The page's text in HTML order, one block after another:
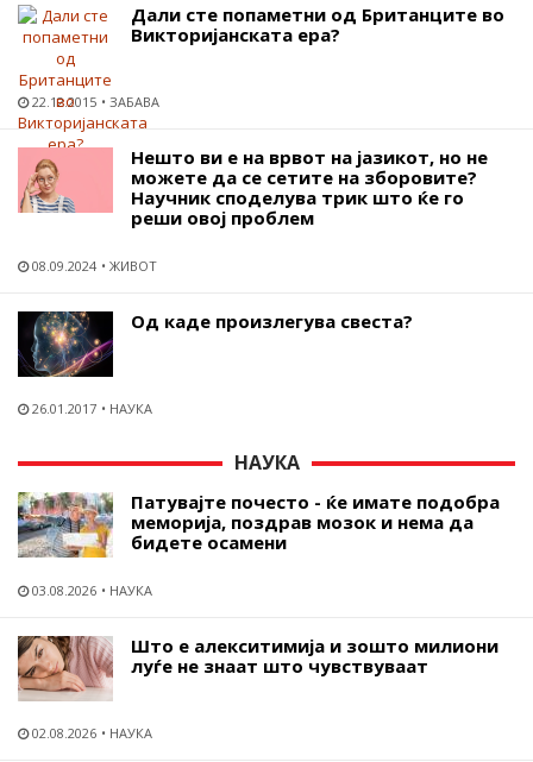
Дали сте попаметни од Британците во
Викторијанската ера?
22.12.2015 ЗАБАВА
Нешто ви е на врвот на јазикот, но не
можете да се сетите на зборовите?
Научник споделува трик што ќе го
реши овој проблем
08.09.2024 ЖИВОТ
Од каде произлегува свеста?
26.01.2017 НАУКА
НАУКА
Патувајте почесто - ќе имате подобра
меморија, поздрав мозок и нема да
бидете осамени
03.08.2026 НАУКА
Што е алекситимија и зошто милиони
луѓе не знаат што чувствуваат
02.08.2026 НАУКА